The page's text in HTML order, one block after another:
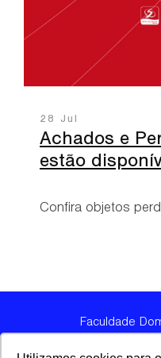
28 Jul
Achados e
estão
Confira objetos
Faculdade